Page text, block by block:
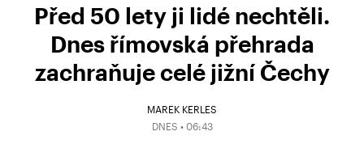
Před 50 lety ji lidé nechtěli.
Dnes římovská přehrada
zachraňuje celé jižní Čechy
MAREK KERLES
DNES • 06:43